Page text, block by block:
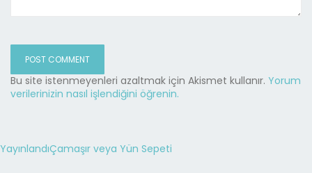
Bu site istenmeyenleri azaltmak için Akismet kullanır. Yorum
verilerinizin nasıl işlendiğini öğrenin.
YayınlandıÇamaşır veya Yün Sepeti